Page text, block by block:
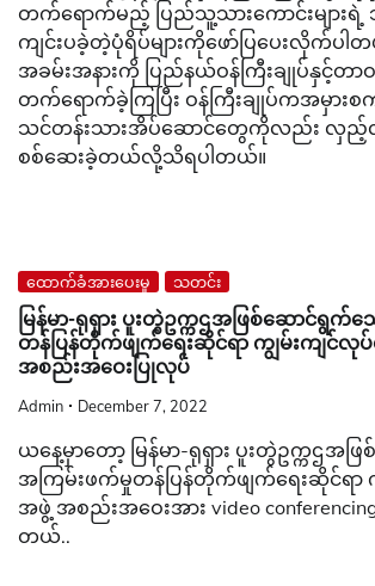
တက်ရောက်မည့် ပြည်သူ့သားကောင်းများရဲ့
ကျင်းပခဲ့တဲ့ပုံရိပ်များကိုဖော်ပြပေးလိုက်ပါ
အခမ်းအနားကို ပြည်နယ်ဝန်ကြီးချုပ်နှင့်တာ
တက်ရောက်ခဲ့ကြပြီး ဝန်ကြီးချုပ်ကအမှားစက
သင်တန်းသားအိပ်ဆောင်တွေကိုလည်း လှ
စစ်ဆေးခဲ့တယ်လို့သိရပါတယ်။
ထောက်ခံအားပေးမှု သတင်း
မြန်မာ-ရုရှား ပူးတွဲဥက္ကဌအဖြစ်ဆောင်ရွက်
တန်ပြန်တိုက်ဖျက်ရေးဆိုင်ရာ ကျွမ်းကျင်လုပ်
အစည်းအဝေးပြုလုပ်
Admin December 7, 2022
ယနေ့မှာတော့ မြန်မာ-ရုရှား ပူးတွဲဥက္ကဌအဖ
အကြမ်းဖက်မှုတန်ပြန်တိုက်ဖျက်ရေးဆိုင်ရာ
အဖွဲ့ အစည်းအဝေးအား video
တယ်..